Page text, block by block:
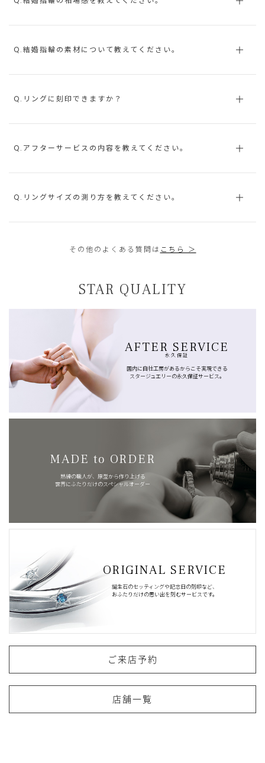
Q.結婚指輪の素材について教えてください。
Q.リングに刻印できますか？
Q.アフターサービスの内容を教えてください。
Q.リングサイズの測り方を教えてください。
その他のよくある質問は こちら ＞
STAR QUALITY
AFTER SERVICE
永久保証
国内に自社工房があるからこそ実現できる
スタージュエリーの永久保証サービス。
MADE to ORDER
熟練の職人が、原型から作り上げる
世界にふたりだけのスペシャルオーダー
ORIGINAL SERVICE
誕生石のセッティングや記念日の刻印など、
おふたりだけの思い出を刻むサービスです。
ご来店予約
店舗一覧